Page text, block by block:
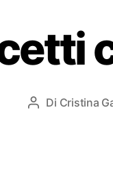
Di Cristina